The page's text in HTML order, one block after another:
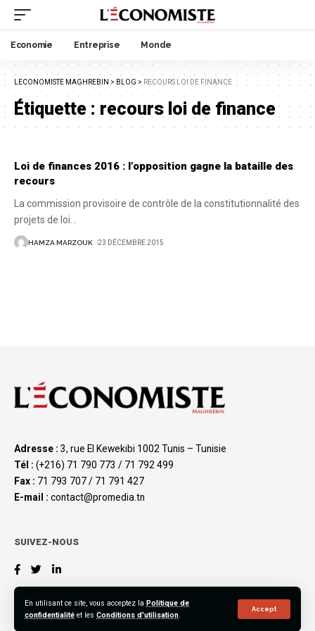
En utilisant ce site, vous acceptez la Politique de
confidentialité et les Conditions d'utilisation.
Accept
Economie Entreprise Monde
LECONOMISTE MAGHREBIN > BLOG > RECOURS LOI DE FINANCE
Étiquette :recours loi de finance
Loi de finances 2016 : l’opposition gagne la bataille des
recours
La commission provisoire de contrôle de la constitutionnalité des
projets de loi
HAMZA MARZOUK 23 DÉCEMBRE 2015
Adresse : 3, rue El Kewekibi 1002 Tunis – Tunisie
Tél : (+216) 71 790 773 / 71 792 499
Fax : 71 793 707 / 71 791 427
E-mail : contact@promedia.tn
SUIVEZ-NOUS
©2023 L’Économiste Maghrébin, All Rights Reserved